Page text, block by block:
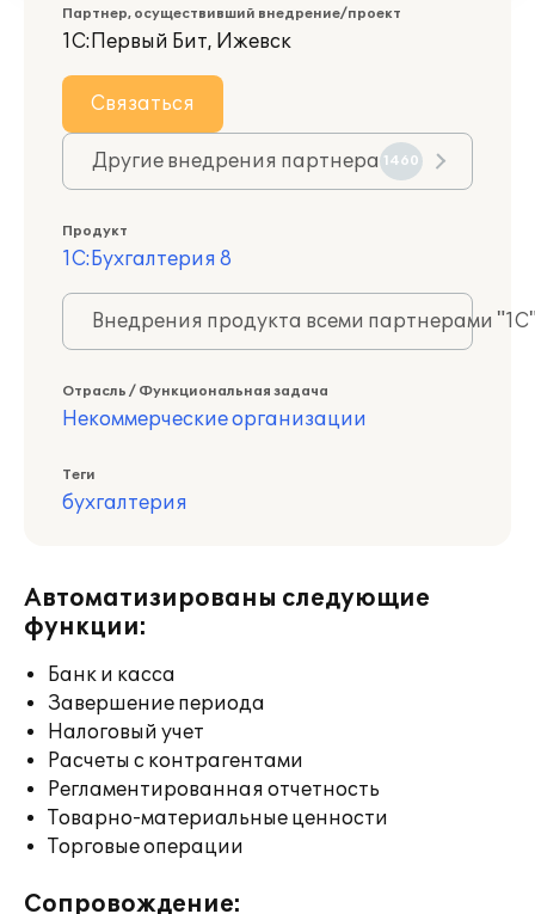
Партнер, осуществивший внедрение/проект
1С:Первый Бит, Ижевск
Связаться
Другие внедрения партнера 1460
Продукт
1С:Бухгалтерия 8
Внедрения продукта всеми партнерами
Отрасль / Функциональная задача
Некоммерческие организации
Теги
бухгалтерия
Автоматизированы следующие
функции:
Банк и касса
Завершение периода
Налоговый учет
Расчеты с контрагентами
Регламентированная отчетность
Товарно-материальные ценности
Торговые операции
Сопровождение: